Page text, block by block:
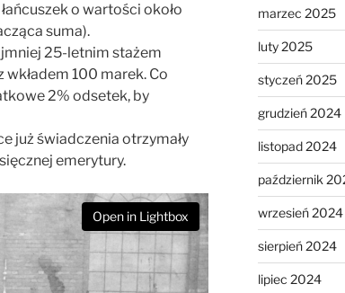
o wartości około
suma).
25-letnim stażem
100 marek. Co
2% odsetek, by
już świadczenia otrzymały
emerytury.
Open in Lightbox
marzec 2025
luty 2025
styczeń 2025
grudzień 2024
listopad 2024
październik
wrzesień 2024
sierpień 2024
lipiec 2024